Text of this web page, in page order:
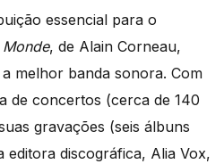
essencial para o
Monde, de Alain Corneau,
melhor banda sonora. Com
de concertos (cerca de 140
gravações (seis álbuns
discográfica, Alia Vox,